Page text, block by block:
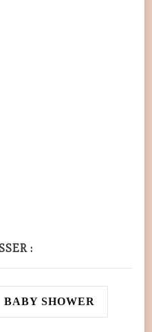
:
BABY SHOWER